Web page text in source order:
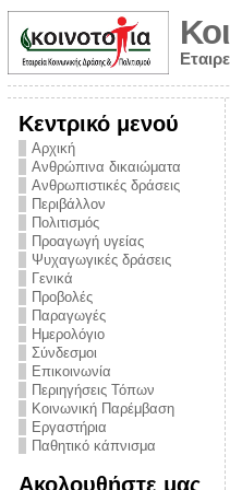
Κεντρικό μενού
Αρχική
Ανθρώπινα δικαιώματα
Ανθρωπιστικές δράσεις
Περιβάλλον
Πολιτισμός
Προαγωγή υγείας
Ψυχαγωγικές δράσεις
Γενικά
Προβολές
Παραγωγές
Ημερολόγιο
Σύνδεσμοι
Επικοινωνία
Περιηγήσεις Τόπων
Κοινωνική Παρέμβαση
Εργαστήρια
Παθητικό κάπνισμα
Ακολουθήστε μας
από την
την ημέρα
και
στο
Πρόληψης